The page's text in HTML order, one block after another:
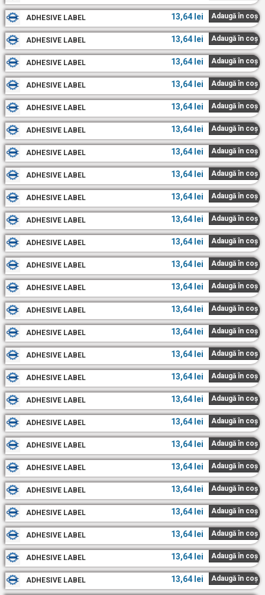
ADHESIVE LABEL 13,64 lei Adaugă în coș
ADHESIVE LABEL 13,64 lei Adaugă în coș
ADHESIVE LABEL 13,64 lei Adaugă în coș
ADHESIVE LABEL 13,64 lei Adaugă în coș
ADHESIVE LABEL 13,64 lei Adaugă în coș
ADHESIVE LABEL 13,64 lei Adaugă în coș
ADHESIVE LABEL 13,64 lei Adaugă în coș
ADHESIVE LABEL 13,64 lei Adaugă în coș
ADHESIVE LABEL 13,64 lei Adaugă în coș
ADHESIVE LABEL 13,64 lei Adaugă în coș
ADHESIVE LABEL 13,64 lei Adaugă în coș
ADHESIVE LABEL 13,64 lei Adaugă în coș
ADHESIVE LABEL 13,64 lei Adaugă în coș
ADHESIVE LABEL 13,64 lei Adaugă în coș
ADHESIVE LABEL 13,64 lei Adaugă în coș
ADHESIVE LABEL 13,64 lei Adaugă în coș
ADHESIVE LABEL 13,64 lei Adaugă în coș
ADHESIVE LABEL 13,64 lei Adaugă în coș
ADHESIVE LABEL 13,64 lei Adaugă în coș
ADHESIVE LABEL 13,64 lei Adaugă în coș
ADHESIVE LABEL 13,64 lei Adaugă în coș
ADHESIVE LABEL 13,64 lei Adaugă în coș
ADHESIVE LABEL 13,64 lei Adaugă în coș
ADHESIVE LABEL 13,64 lei Adaugă în coș
ADHESIVE LABEL 13,64 lei Adaugă în coș
ADHESIVE LABEL 13,64 lei Adaugă în coș